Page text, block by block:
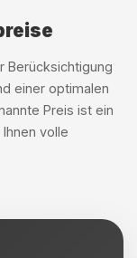
Berücksichtigung
einer optimalen
Preis ist ein
volle